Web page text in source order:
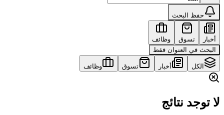
حفظ البحث
أخبار تسوق
وظائف
البحث في العنوان فقط
الكل أخبار تسوق وظائف
لا توجد نتائج